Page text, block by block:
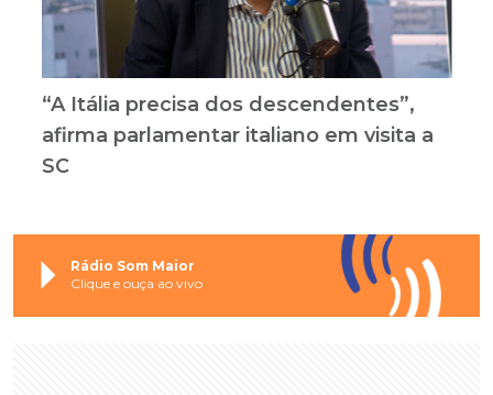
“A Itália precisa dos descendentes”,
afirma parlamentar italiano em visita a
SC
Rádio Som Maior
Clique e ouça ao vivo